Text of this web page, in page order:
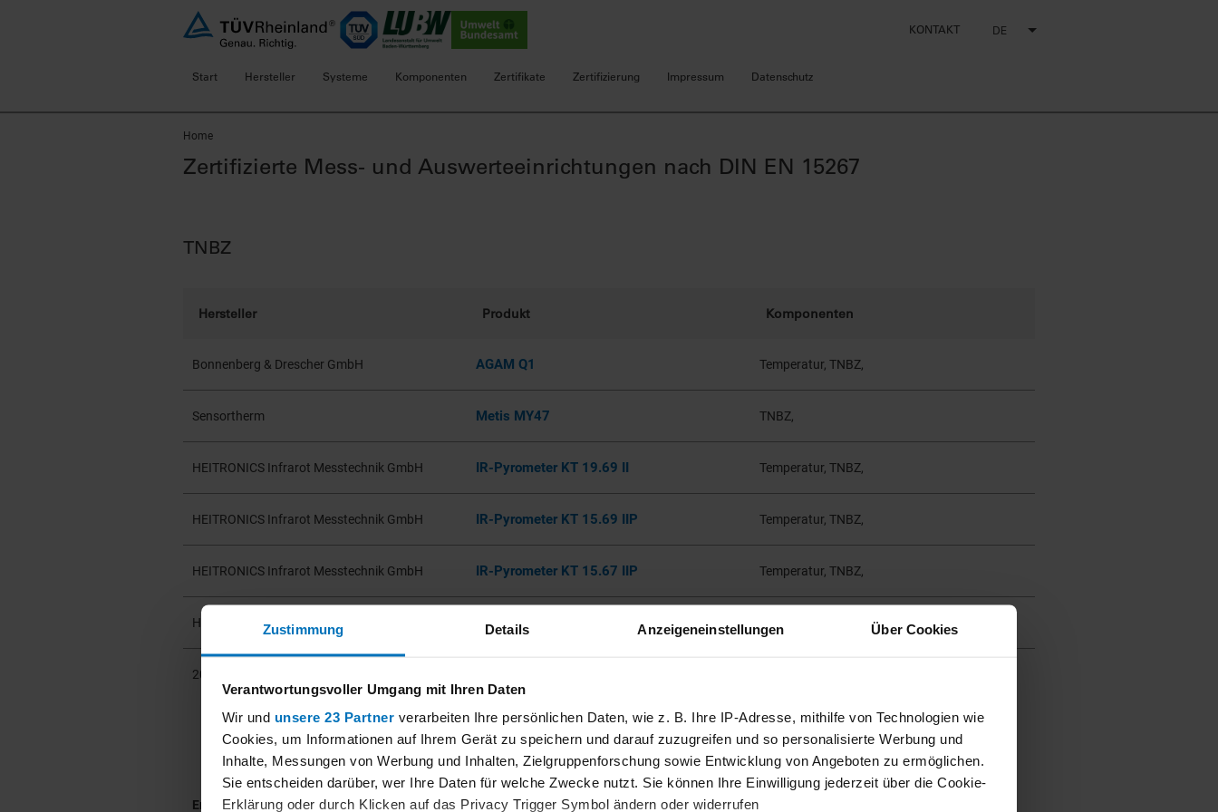
Zustimmung Details Anzeigeneinstellungen Über Cookies
Verantwortungsvoller Umgang mit Ihren Daten
Wir und unsere 23 Partner verarbeiten Ihre persönlichen Daten, wie z. B. Ihre IP-Adresse, mithilfe von Technologien wie
Cookies, um Informationen auf Ihrem Gerät zu speichern und darauf zuzugreifen und so personalisierte Werbung und
Inhalte, Messungen von Werbung und Inhalten, Zielgruppenforschung sowie Entwicklung von Angeboten zu ermöglichen.
Sie entscheiden darüber, wer Ihre Daten für welche Zwecke nutzt. Sie können Ihre Einwilligung jederzeit über die Cookie-
Erklärung oder durch Klicken auf das Privacy Trigger Symbol ändern oder widerrufen
KONTAKT DE
Start Hersteller Systeme Komponenten Zertifikate Zertifizierung Impressum Datenschutz
Home
Zertifizierte Mess- und Auswerteeinrichtungen nach DIN EN 15267
TNBZ
Hersteller Produkt Komponenten
Bonnenberg & Drescher GmbH AGAM Q1 Temperatur, TNBZ,
Sensortherm Metis MY47 TNBZ,
HEITRONICS Infrarot Messtechnik GmbH IR-Pyrometer KT 19.69 II Temperatur, TNBZ,
HEITRONICS Infrarot Messtechnik GmbH IR-Pyrometer KT 15.69 IIP Temperatur, TNBZ,
HEITRONICS Infrarot Messtechnik GmbH IR-Pyrometer KT 15.67 IIP Temperatur, TNBZ,
HEITRONICS Infrarot Messtechnik GmbH IR-Pyrometer KT 19.67 II
2025-08-06
Emission: |CO|NO |NO2|NOx|N2 O|SO2 HCl|HF|NH 3 |Hg|FID|